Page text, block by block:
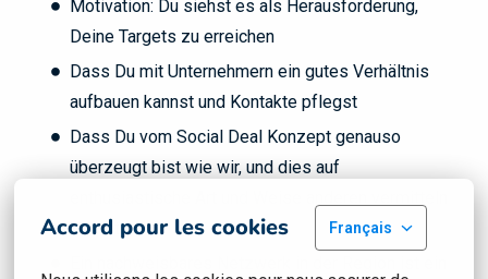
Accord pour les cookies Français
Motivation: Du siehst es als Herausforderung,
Deine Targets zu erreichen
Dass Du mit Unternehmern ein gutes Verhältnis
aufbauen kannst und Kontakte pflegst
Dass Du vom Social Deal Konzept genauso
überzeugt bist wie wir, und dies auf
kannst